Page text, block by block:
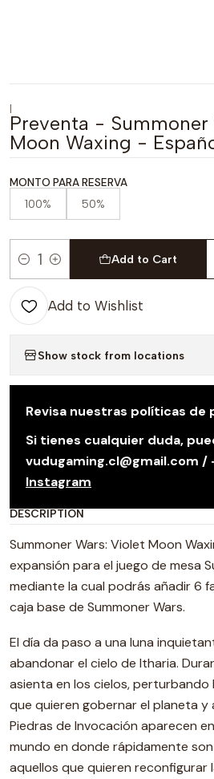
|
Preventa - Summoner
Moon Waxing -
MONTO PARA RESERVA
100% 50%
Quantity
Add to Cart
Add to Wishlist
Show stock from locations
Revisa nuestras políticas de
Si tienes cualquier duda,
vudugaming.cl@gmail.com /
Instagram
DESCRIPTION
Summoner Wars: Violet Moon
expansión para el juego de mesa
mediante la cual podrás añadir 6
caja base de Summoner Wars.
El día da paso a una luna
abandonar el cielo de Itharia.
asienta en los cielos, perturbando
que quieren gobernar el planeta y
Piedras de Invocación aparecen
mundo en donde rápidamente
aquellos que quieren reconfigurar